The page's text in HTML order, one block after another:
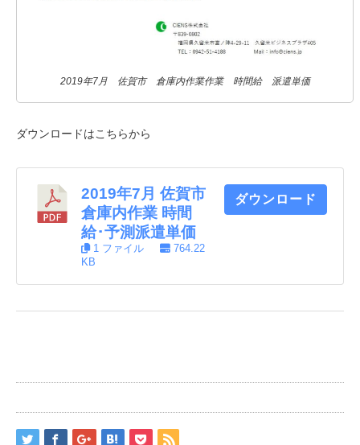
2019年7月 佐賀市 倉庫内作業作業 時間給 派遣単価
ダウンロードはこちらから
2019年7月 佐賀市
倉庫内作業 時間
給･予測派遣単価
1 ファイル
764.22
KB
ダウンロード